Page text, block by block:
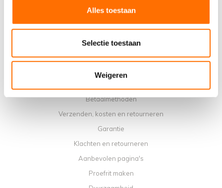
Alles toestaan
Selectie toestaan
Weigeren
Contact
Agenda werkplaats
Handleidingen
Betaalmethoden
Verzenden, kosten en retourneren
Garantie
Klachten en retourneren
Aanbevolen pagina's
Proefrit maken